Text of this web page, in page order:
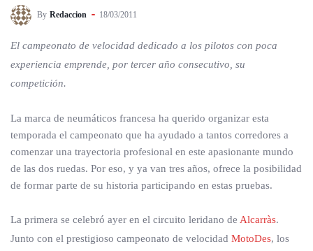
By Redaccion 18/03/2011
El campeonato de velocidad dedicado a los pilotos con poca
experiencia emprende, por tercer año consecutivo, su
competición.
La marca de neumáticos francesa ha querido organizar esta
temporada el campeonato que ha ayudado a tantos corredores a
comenzar una trayectoria profesional en este apasionante mundo
de las dos ruedas. Por eso, y ya van tres años, ofrece la posibilidad
de formar parte de su historia participando en estas pruebas.
La primera se celebró ayer en el circuito leridano de Alcarràs.
Junto con el prestigioso campeonato de velocidad MotoDes, los